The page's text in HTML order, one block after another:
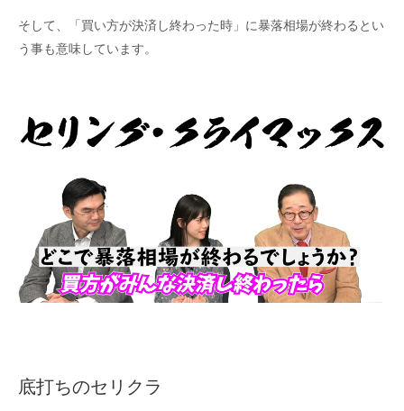
そして、「買い方が決済し終わった時」に暴落相場が終わるとい
う事も意味しています。
底打ちのセリクラ